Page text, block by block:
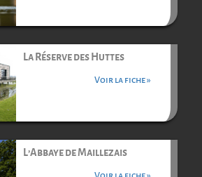
La Réserve des Huttes
Voir la fiche »
L’Abbaye de Maillezais